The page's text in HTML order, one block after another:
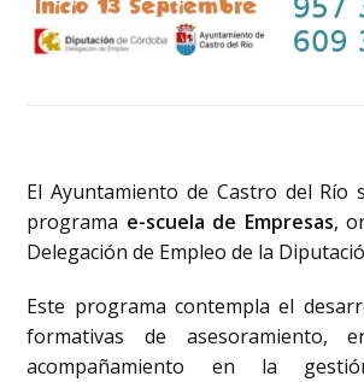
El Ayuntamiento de Castro del Río
programa e-scuela de Empresas,
Delegación de Empleo de la
Este programa contempla el
formativas de asesoramiento,
acompañamiento en la